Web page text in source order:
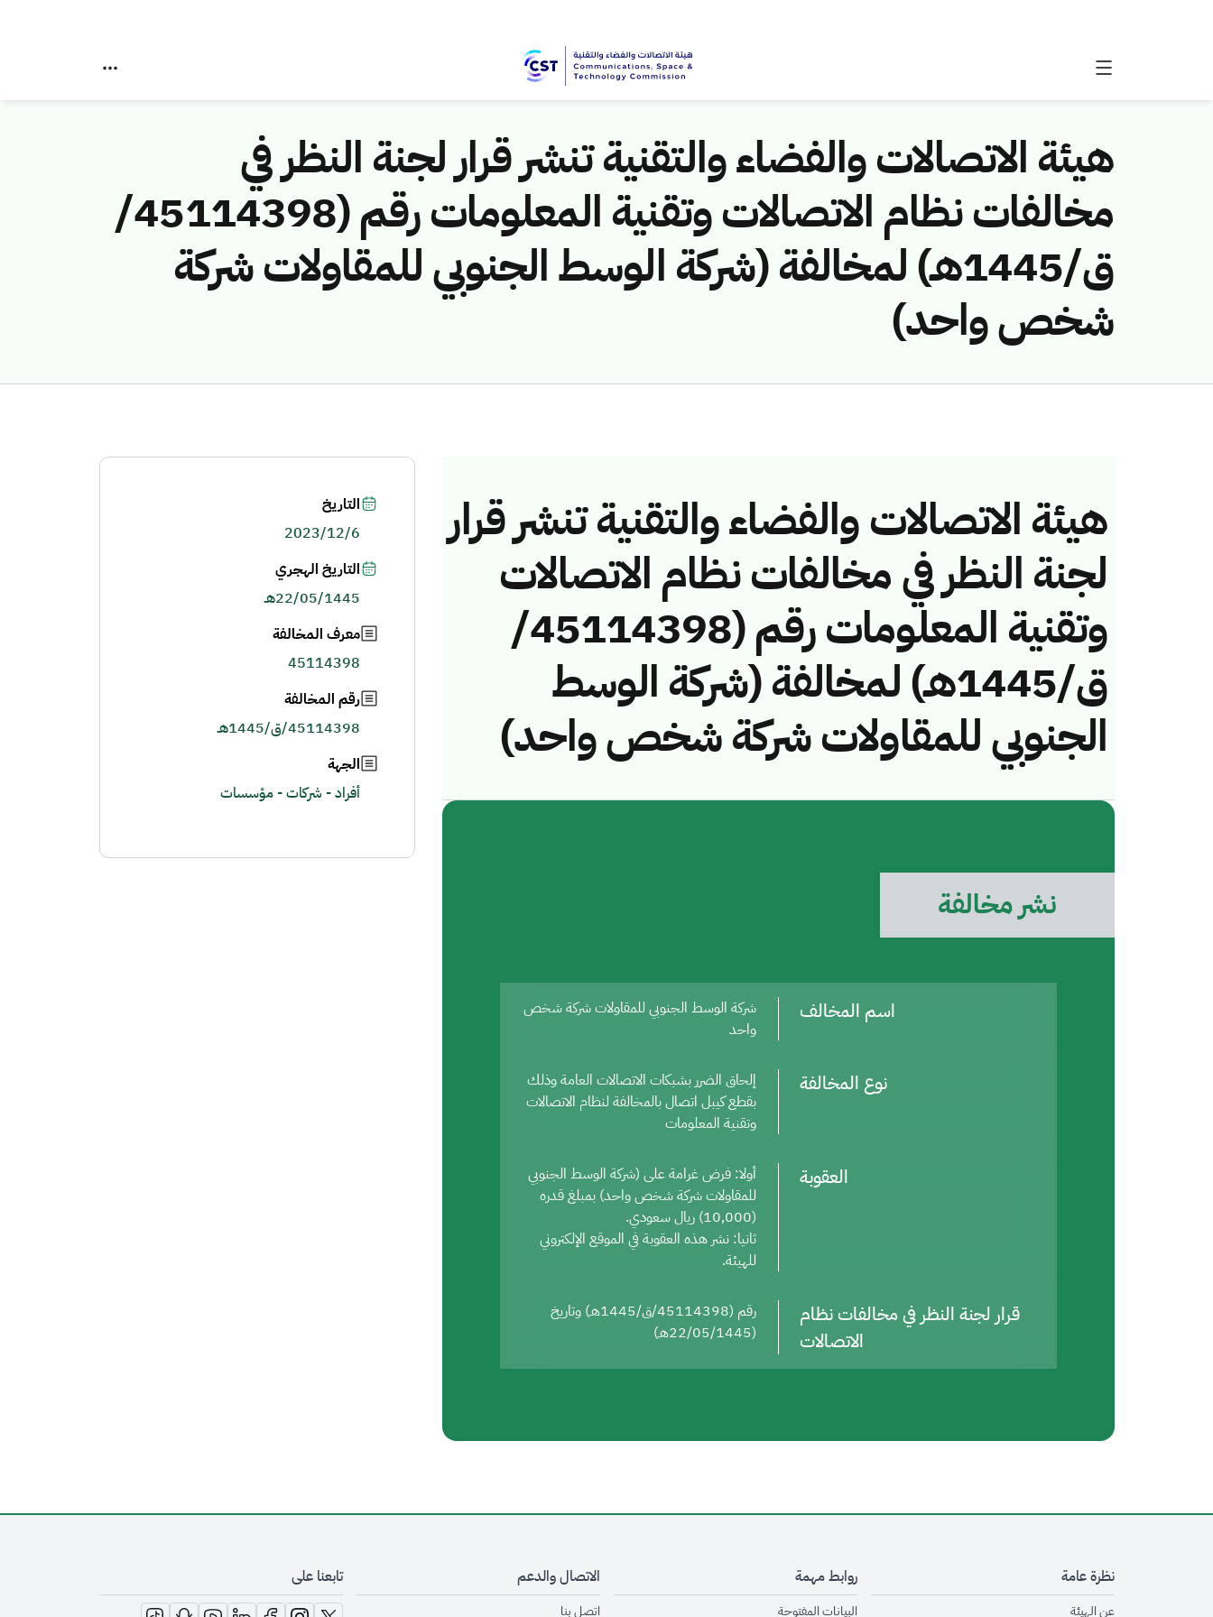
هيئة الاتصالات والفضاء والتقنية تنشر قرار لجنة النظر في
مخالفات نظام الاتصالات وتقنية المعلومات رقم (45114398/
ق/1445هـ) لمخالفة (شركة الوسط الجنوبي للمقاولات شركة
شخص واحد)
هيئة الاتصالات والفضاء والتقنية تنشر قرار
لجنة النظر في مخالفات نظام الاتصالات
وتقنية المعلومات رقم (45114398/
ق/1445هـ) لمخالفة (شركة الوسط
الجنوبي للمقاولات شركة شخص واحد)
نشر مخالفة
اسم المخالف
شركة الوسط الجنوبي للمقاولات شركة شخص
واحد
نوع المخالفة
إلحاق الضرر بشبكات الاتصالات العامة وذلك
بقطع كيبل اتصال بالمخالفة لنظام الاتصالات
وتقنية المعلومات
العقوبة
أولا: فرض غرامة على (شركة الوسط الجنوبي
للمقاولات شركة شخص واحد) بمبلغ قدره
(10,000) ريال سعودي.
ثانيا: نشر هذه العقوبة في الموقع الإلكتروني
للهيئة.
قرار لجنة النظر في مخالفات نظام
الاتصالات
رقم (45114398/ق/1445هـ) وتاريخ
(22/05/1445هـ)
التاريخ
2023/12/6
التاريخ الهجري
22/05/1445هـ
معرف المخالفة
45114398
رقم المخالفة
45114398/ق/1445هـ
الجهة
أفراد - شركات - مؤسسات
نظرة عامة
عن الهيئةopens in new window
روابط مهمة
البيانات المفتوحةopens in new window
الاتصال والدعم
اتصل بنا
تابعنا على